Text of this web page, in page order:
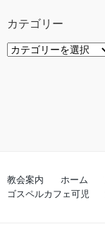
カテゴリー
カ
教会案内 ホーム
ゴスペルカフェ可児